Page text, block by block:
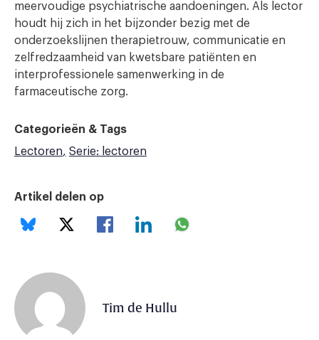
meervoudige psychiatrische aandoeningen. Als lector
houdt hij zich in het bijzonder bezig met de
onderzoekslijnen therapietrouw, communicatie en
zelfredzaamheid van kwetsbare patiënten en
interprofessionele samenwerking in de
farmaceutische zorg.
Categorieën & Tags
Lectoren
Serie: lectoren
Artikel delen op
Tim de Hullu